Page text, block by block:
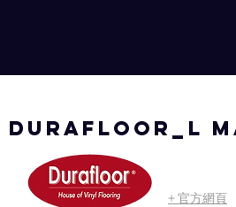
DURAFLOOR_L
+ 官方網頁